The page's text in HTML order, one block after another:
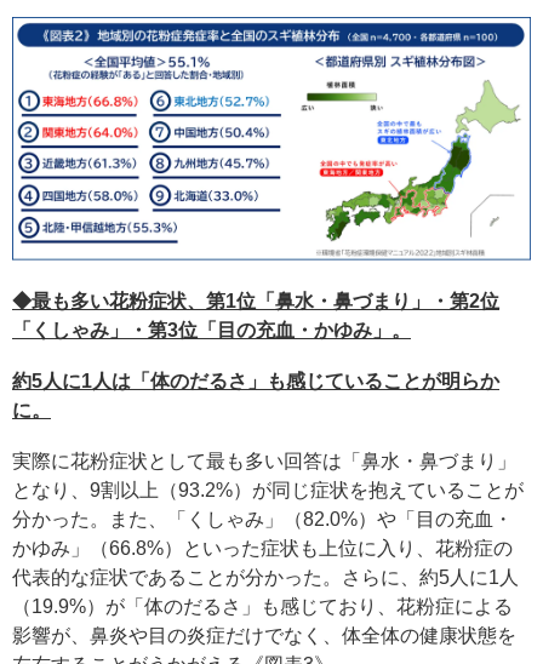
◆最も多い花粉症状、第1位「鼻水・鼻づまり」・第2位
「くしゃみ」・第3位「目の充血・かゆみ」。
約5人に1人は「体のだるさ」も感じていることが明らか
に。
実際に花粉症状として最も多い回答は「鼻水・鼻づまり」
となり、9割以上（93.2%）が同じ症状を抱えていることが
分かった。また、「くしゃみ」（82.0%）や「目の充血・
かゆみ」（66.8%）といった症状も上位に入り、花粉症の
代表的な症状であることが分かった。さらに、約5人に1人
（19.9%）が「体のだるさ」も感じており、花粉症による
影響が、鼻炎や目の炎症だけでなく、体全体の健康状態を